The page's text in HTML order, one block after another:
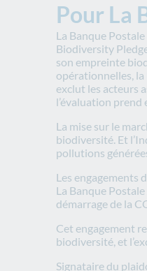
Pour La
La Banque
Biodiversity
son empreinte
opérationnelles, la
exclut les acteurs
l’évaluation
La mise sur le
biodiversité. Et
pollutions
Les engagements
La Banque
démarrage de la
Cet engagement
biodiversité, et
Signataire du